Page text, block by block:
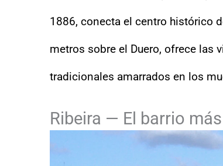
1886, conecta el centro histórico
metros sobre el Duero, ofrece las
tradicionales amarrados en los
Ribeira — El barrio